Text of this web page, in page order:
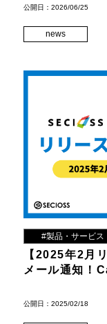
公開日：2026/06/25
news
#製品・サービス
【2025年2月
メール通知！
公開日：2025/02/18